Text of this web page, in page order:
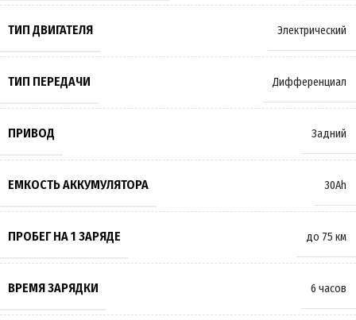
ТИП ДВИГАТЕЛЯ Электрический
ТИП ПЕРЕДАЧИ Дифференциал
ПРИВОД Задний
ЕМКОСТЬ АККУМУЛЯТОРА 30Ah
ПРОБЕГ НА 1 ЗАРЯДЕ до 75 км
ВРЕМЯ ЗАРЯДКИ 6 часов